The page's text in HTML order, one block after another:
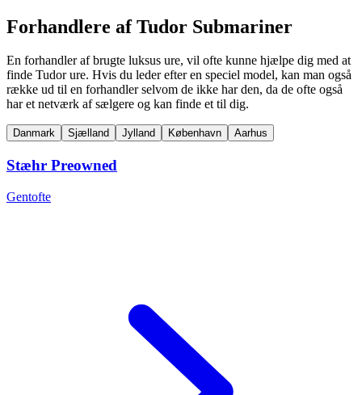
Forhandlere af Tudor Submariner
En forhandler af brugte luksus ure, vil ofte kunne hjælpe dig med at
finde Tudor ure. Hvis du leder efter en speciel model, kan man også
række ud til en forhandler selvom de ikke har den, da de ofte også
har et netværk af sælgere og kan finde et til dig.
Danmark Sjælland Jylland København Aarhus
Stæhr Preowned
Gentofte